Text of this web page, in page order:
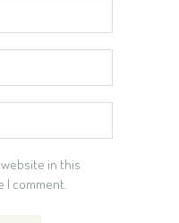
website in this
I comment.